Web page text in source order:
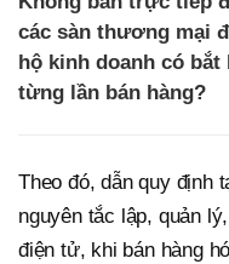
các sàn thương mại
hộ kinh doanh có
từng lần bán hàng?
Theo đó, dẫn quy định
nguyên tắc lập, quản
điện tử, khi bán hàng